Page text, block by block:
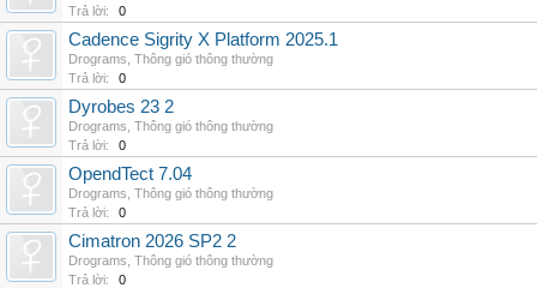
Trả lời:
0
Cadence Sigrity X Platform 2025.1
Drograms Thông gió thông thường
Trả lời:
0
Dyrobes 23 2
Drograms Thông gió thông thường
Trả lời:
0
OpendTect 7.04
Drograms Thông gió thông thường
Trả lời:
0
Cimatron 2026 SP2 2
Drograms Thông gió thông thường
Trả lời:
0